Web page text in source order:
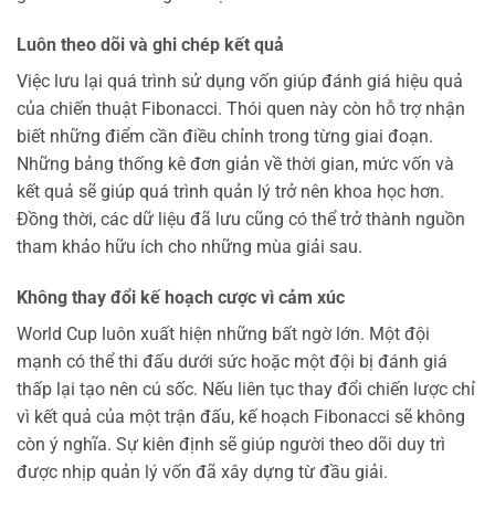
Luôn theo dõi và ghi chép kết quả
Việc lưu lại quá trình sử dụng vốn giúp đánh giá hiệu quả
của chiến thuật Fibonacci. Thói quen này còn hỗ trợ nhận
biết những điểm cần điều chỉnh trong từng giai đoạn.
Những bảng thống kê đơn giản về thời gian, mức vốn và
kết quả sẽ giúp quá trình quản lý trở nên khoa học hơn.
Đồng thời, các dữ liệu đã lưu cũng có thể trở thành nguồn
tham khảo hữu ích cho những mùa giải sau.
Không thay đổi kế hoạch cược vì cảm xúc
World Cup luôn xuất hiện những bất ngờ lớn. Một đội
mạnh có thể thi đấu dưới sức hoặc một đội bị đánh giá
thấp lại tạo nên cú sốc. Nếu liên tục thay đổi chiến lược chỉ
vì kết quả của một trận đấu, kế hoạch Fibonacci sẽ không
còn ý nghĩa. Sự kiên định sẽ giúp người theo dõi duy trì
được nhịp quản lý vốn đã xây dựng từ đầu giải.